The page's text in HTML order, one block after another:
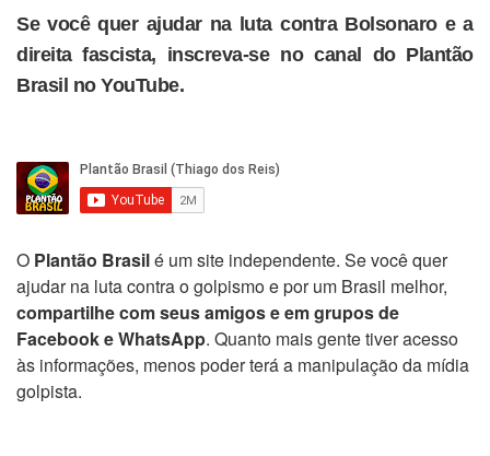
Se você quer ajudar na luta contra Bolsonaro e a
direita fascista, inscreva-se no canal do Plantão
Brasil no YouTube.
O Plantão Brasilé um site independente. Se você quer
ajudar na luta contra o golpismo e por um Brasil melhor,
compartilhe com seus amigos e em grupos de
Facebook e WhatsApp. Quanto mais gente tiver acesso
às informações, menos poder terá a manipulação da mídia
golpista.